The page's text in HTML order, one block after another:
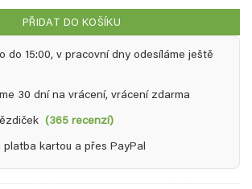
PŘIDAT DO KOŠÍKU
do 15:00, v pracovní dny odesíláme ještě
30 dní na vrácení, vrácení zdarma
(365 recenzí)
platba kartou a přes PayPal